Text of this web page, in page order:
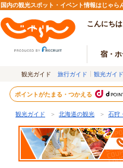
国内の観光スポット・イベント情報はじゃ
こんにち
宿・
観光ガイド 旅行ガイド 観光ガイド
ポイントがたまる・つかえる
観光ガイド ＞ 北海道の観光 ＞ 石狩